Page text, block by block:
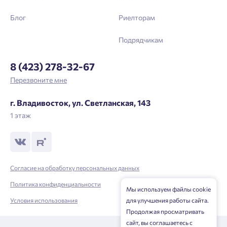
Блог Риелторам
Подрядчикам
8 (423) 278-32-67
Перезвоните мне
г. Владивосток, ул. Светланская, 143
1 этаж
Согласие на обработку персональных данных
Политика конфиденциальности
Условия использования
Мы используем файлы cookie
для улучшения работы сайта.
Продолжая просматривать
сайт, вы соглашаетесь с
персональных данных.
Подтвердить